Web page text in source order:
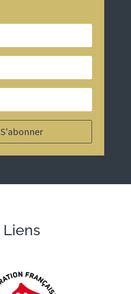
S'abonner
Liens